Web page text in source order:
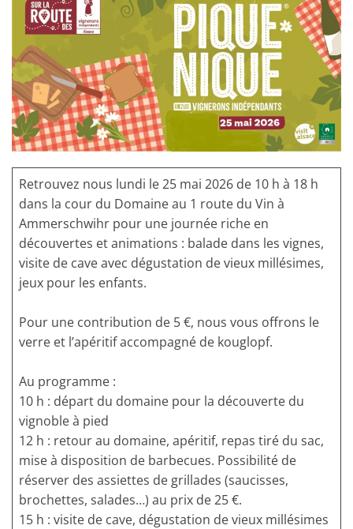
Retrouvez nous lundi le 25 mai 2026 de 10 h à 18 h
dans la cour du Domaine au 1 route du Vin à
Ammerschwihr pour une journée riche en
découvertes et animations : balade dans les vignes,
visite de cave avec dégustation de vieux millésimes,
jeux pour les enfants.
Pour une contribution de 5 €, nous vous offrons le
verre et l’apéritif accompagné de kouglopf.
Au programme :
10 h : départ du domaine pour la découverte du
vignoble à pied
12 h : retour au domaine, apéritif, repas tiré du sac,
mise à disposition de barbecues. Possibilité de
réserver des assiettes de grillades (saucisses,
brochettes, salades…) au prix de 25 €.
15 h : visite de cave, dégustation de vieux millésimes